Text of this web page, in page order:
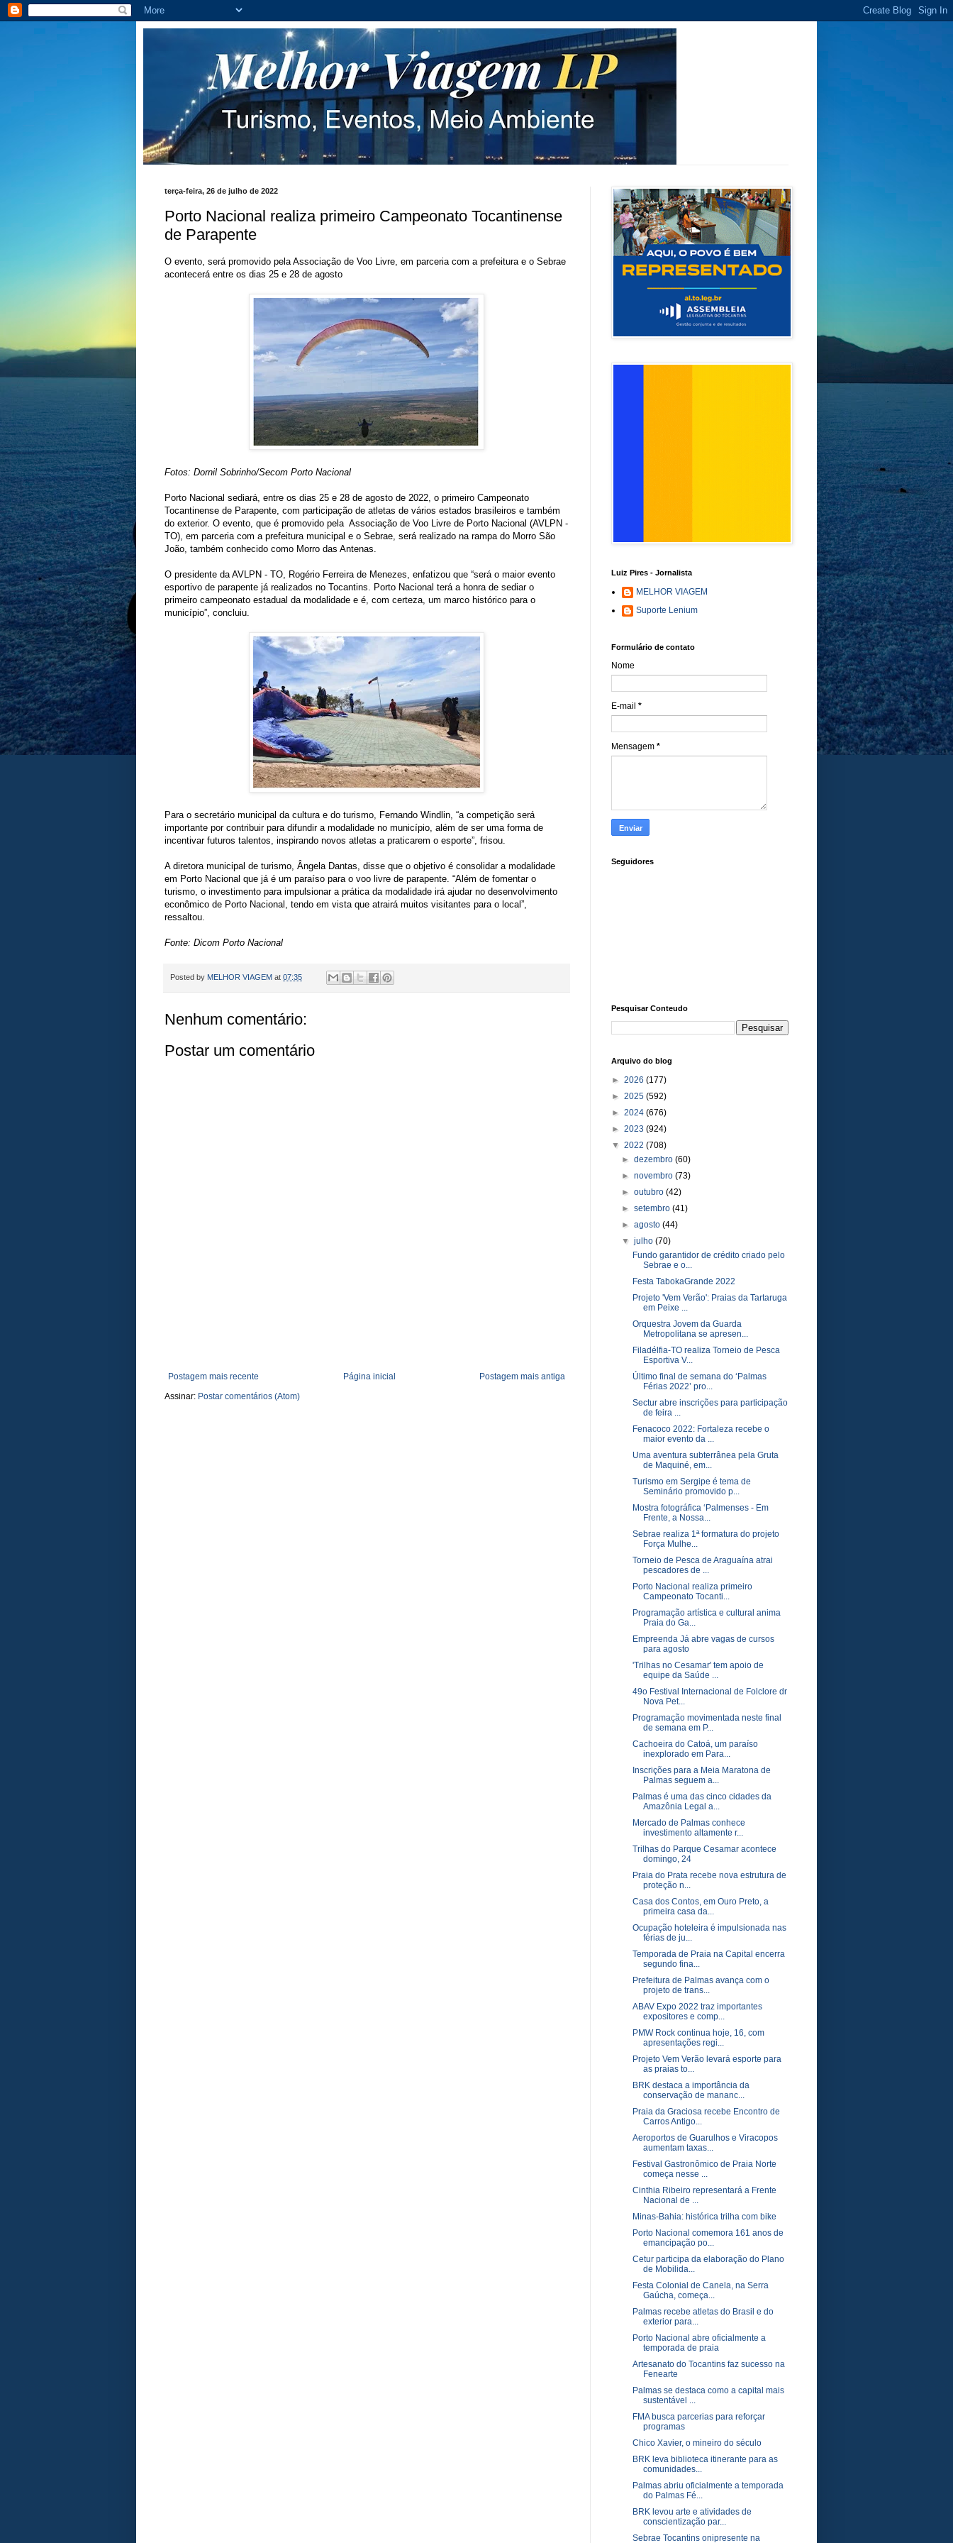
terça-feira, 26 de julho de 2022
Porto Nacional realiza primeiro Campeonato Tocantinense
de Parapente
O evento, será promovido pela Associação de Voo Livre, em parceria com a prefeitura e o Sebrae
acontecerá entre os dias 25 e 28 de agosto
Fotos: Dornil Sobrinho/Secom Porto Nacional
Porto Nacional sediará, entre os dias 25 e 28 de agosto de 2022, o primeiro Campeonato
Tocantinense de Parapente, com participação de atletas de vários estados brasileiros e também
do exterior. O evento, que é promovido pela Associação de Voo Livre de Porto Nacional (AVLPN -
TO), em parceria com a prefeitura municipal e o Sebrae, será realizado na rampa do Morro São
João, também conhecido como Morro das Antenas.
O presidente da AVLPN - TO, Rogério Ferreira de Menezes, enfatizou que “será o maior evento
esportivo de parapente já realizados no Tocantins. Porto Nacional terá a honra de sediar o
primeiro campeonato estadual da modalidade e é, com certeza, um marco histórico para o
município”, concluiu.
Para o secretário municipal da cultura e do turismo, Fernando Windlin, “a competição será
importante por contribuir para difundir a modalidade no município, além de ser uma forma de
incentivar futuros talentos, inspirando novos atletas a praticarem o esporte”, frisou.
A diretora municipal de turismo, Ângela Dantas, disse que o objetivo é consolidar a modalidade
em Porto Nacional que já é um paraíso para o voo livre de parapente. “Além de fomentar o
turismo, o investimento para impulsionar a prática da modalidade irá ajudar no desenvolvimento
econômico de Porto Nacional, tendo em vista que atrairá muitos visitantes para o local”,
ressaltou.
Fonte: Dicom Porto Nacional
Posted by MELHOR VIAGEM at 07:35
Nenhum comentário:
Postar um comentário
Postagem mais recente Postagem mais antiga
Página inicial
Assinar: Postar comentários (Atom)
Luiz Pires - Jornalista
MELHOR VIAGEM
Suporte Lenium
Formulário de contato
Nome
E-mail *
Mensagem *
Seguidores
Pesquisar Conteudo
Arquivo do blog
► 2026 (177)
► 2025 (592)
► 2024 (676)
► 2023 (924)
▼ 2022 (708)
►dezembro(60)
►novembro(73)
►outubro(42)
►setembro(41)
►agosto(44)
▼julho(70)
Fundo garantidor de crédito criado pelo
Sebrae e o...
Festa TabokaGrande 2022
Projeto 'Vem Verão': Praias da Tartaruga
em Peixe ...
Orquestra Jovem da Guarda
Metropolitana se apresen...
Filadélfia-TO realiza Torneio de Pesca
Esportiva V...
Último final de semana do ‘Palmas
Férias 2022’ pro...
Sectur abre inscrições para participação
de feira ...
Fenacoco 2022: Fortaleza recebe o
maior evento da ...
Uma aventura subterrânea pela Gruta
de Maquiné, em...
Turismo em Sergipe é tema de
Seminário promovido p...
Mostra fotográfica ‘Palmenses - Em
Frente, a Nossa...
Sebrae realiza 1ª formatura do projeto
Força Mulhe...
Torneio de Pesca de Araguaína atrai
pescadores de ...
Porto Nacional realiza primeiro
Campeonato Tocanti...
Programação artística e cultural anima
Praia do Ga...
Empreenda Já abre vagas de cursos
para agosto
'Trilhas no Cesamar' tem apoio de
equipe da Saúde ...
49o Festival Internacional de Folclore dr
Nova Pet...
Programação movimentada neste final
de semana em P...
Cachoeira do Catoá, um paraíso
inexplorado em Para...
Inscrições para a Meia Maratona de
Palmas seguem a...
Palmas é uma das cinco cidades da
Amazônia Legal a...
Mercado de Palmas conhece
investimento altamente r...
Trilhas do Parque Cesamar acontece
domingo, 24
Praia do Prata recebe nova estrutura de
proteção n...
Casa dos Contos, em Ouro Preto, a
primeira casa da...
Ocupação hoteleira é impulsionada nas
férias de ju...
Temporada de Praia na Capital encerra
segundo fina...
Prefeitura de Palmas avança com o
projeto de trans...
ABAV Expo 2022 traz importantes
expositores e comp...
PMW Rock continua hoje, 16, com
apresentações regi...
Projeto Vem Verão levará esporte para
as praias to...
BRK destaca a importância da
conservação de mananc...
Praia da Graciosa recebe Encontro de
Carros Antigo...
Aeroportos de Guarulhos e Viracopos
aumentam taxas...
Festival Gastronômico de Praia Norte
começa nesse ...
Cinthia Ribeiro representará a Frente
Nacional de ...
Minas-Bahia: histórica trilha com bike
Porto Nacional comemora 161 anos de
emancipação po...
Cetur participa da elaboração do Plano
de Mobilida...
Festa Colonial de Canela, na Serra
Gaúcha, começa...
Palmas recebe atletas do Brasil e do
exterior para...
Porto Nacional abre oficialmente a
temporada de praia
Artesanato do Tocantins faz sucesso na
Fenearte
Palmas se destaca como a capital mais
sustentável ...
FMA busca parcerias para reforçar
programas
Chico Xavier, o mineiro do século
BRK leva biblioteca itinerante para as
comunidades...
Palmas abriu oficialmente a temporada
do Palmas Fé...
BRK levou arte e atividades de
conscientização par...
Sebrae Tocantins onipresente na